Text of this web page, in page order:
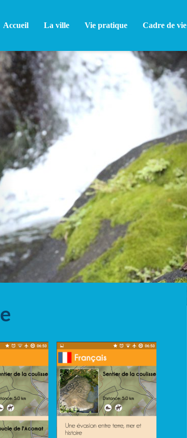
Accueil La ville Vie pratique Cadre de vie